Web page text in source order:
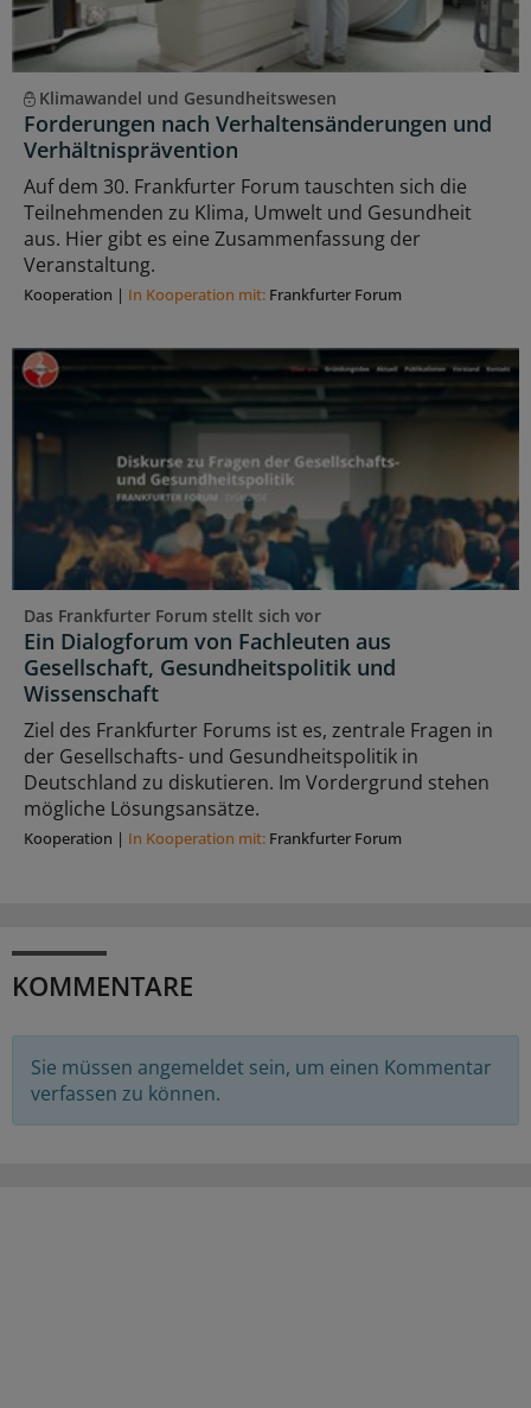
Klimawandel und Gesundheitswesen
Forderungen nach Verhaltensänderungen und
Verhältnisprävention
Auf dem 30. Frankfurter Forum tauschten sich die
Teilnehmenden zu Klima, Umwelt und Gesundheit
aus. Hier gibt es eine Zusammenfassung der
Veranstaltung.
Kooperation | In Kooperation mit: Frankfurter Forum
Das Frankfurter Forum stellt sich vor
Ein Dialogforum von Fachleuten aus
Gesellschaft, Gesundheitspolitik und
Wissenschaft
Ziel des Frankfurter Forums ist es, zentrale Fragen in
der Gesellschafts- und Gesundheitspolitik in
Deutschland zu diskutieren. Im Vordergrund stehen
mögliche Lösungsansätze.
Kooperation | In Kooperation mit: Frankfurter Forum
KOMMENTARE
Sie müssen angemeldet sein, um einen Kommentar
verfassen zu können.